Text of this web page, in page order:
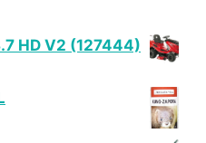
HD V2 (127444)